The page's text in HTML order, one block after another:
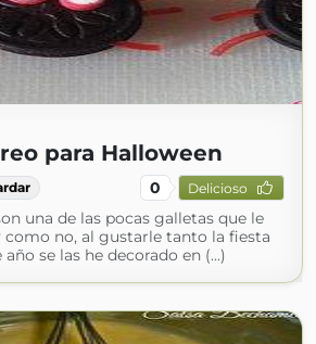
para Halloween
0 Delicioso
una de las pocas galletas que le
no, al gustarle tanto la fiesta
se las he decorado en (...)